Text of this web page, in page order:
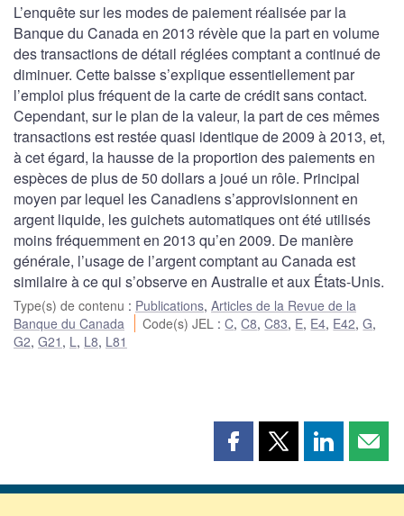
L’enquête sur les modes de paiement réalisée par la
Banque du Canada en 2013 révèle que la part en volume
des transactions de détail réglées comptant a continué de
diminuer. Cette baisse s’explique essentiellement par
l’emploi plus fréquent de la carte de crédit sans contact.
Cependant, sur le plan de la valeur, la part de ces mêmes
transactions est restée quasi identique de 2009 à 2013, et,
à cet égard, la hausse de la proportion des paiements en
espèces de plus de 50 dollars a joué un rôle. Principal
moyen par lequel les Canadiens s’approvisionnent en
argent liquide, les guichets automatiques ont été utilisés
moins fréquemment en 2013 qu’en 2009. De manière
générale, l’usage de l’argent comptant au Canada est
similaire à ce qui s’observe en Australie et aux États-Unis.
Type(s) de contenu : Publications, Articles de la Revue de la
Banque du Canada
Code(s) JEL :C,C8,C83, E, E4, E42,G,
G2, G21 , L , L8, L81
Partager
page
Partager
page
Partager
page page